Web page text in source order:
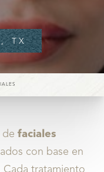
TX
de faciales
con base en
tratamiento